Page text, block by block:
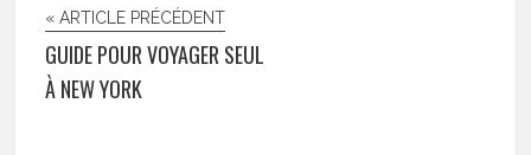
« ARTICLE PRÉCÉDENT
GUIDE POUR VOYAGER SEUL
À NEW YORK